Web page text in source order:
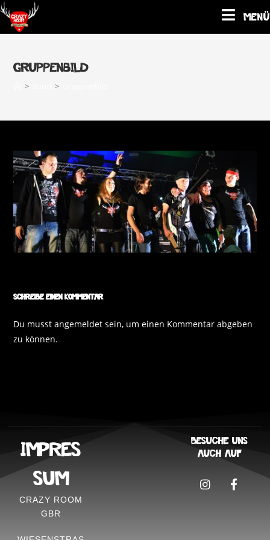
Menü
Gruppenbild
> >
Schreibe einen Kommentar
Du musstangemeldet sein, um einen Kommentar abgeben
zu können.
IMPRES
SUM
CRAZY ROOM
GBR
Besuche uns
auch auf